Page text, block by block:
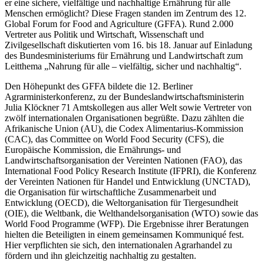
er eine sichere, vielfältige und nachhaltige Ernährung für alle
Menschen ermöglicht? Diese Fragen standen im Zentrum des 12.
Global Forum for Food and Agriculture (GFFA). Rund 2.000
Vertreter aus Politik und Wirtschaft, Wissenschaft und
Zivilgesellschaft diskutierten vom 16. bis 18. Januar auf Einladung
des Bundesministeriums für Ernährung und Landwirtschaft zum
Leitthema „Nahrung für alle – vielfältig, sicher und nachhaltig“.
Den Höhepunkt des GFFA bildete die 12. Berliner
Agrarministerkonferenz, zu der Bundeslandwirtschaftsministerin
Julia Klöckner 71 Amtskollegen aus aller Welt sowie Vertreter von
zwölf internationalen Organisationen begrüßte. Dazu zählten die
Afrikanische Union (AU), die Codex Alimentarius-Kommission
(CAC), das Committee on World Food Security (CFS), die
Europäische Kommission, die Ernährungs- und
Landwirtschaftsorganisation der Vereinten Nationen (FAO), das
International Food Policy Research Institute (IFPRI), die Konferenz
der Vereinten Nationen für Handel und Entwicklung (UNCTAD),
die Organisation für wirtschaftliche Zusammenarbeit und
Entwicklung (OECD), die Weltorganisation für Tiergesundheit
(OIE), die Weltbank, die Welthandelsorganisation (WTO) sowie das
World Food Programme (WFP). Die Ergebnisse ihrer Beratungen
hielten die Beteiligten in einem gemeinsamen Kommuniqué fest.
Hier verpflichten sie sich, den internationalen Agrarhandel zu
fördern und ihn gleichzeitig nachhaltig zu gestalten.